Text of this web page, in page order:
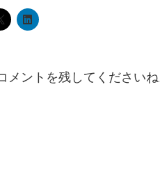
メントを残してください